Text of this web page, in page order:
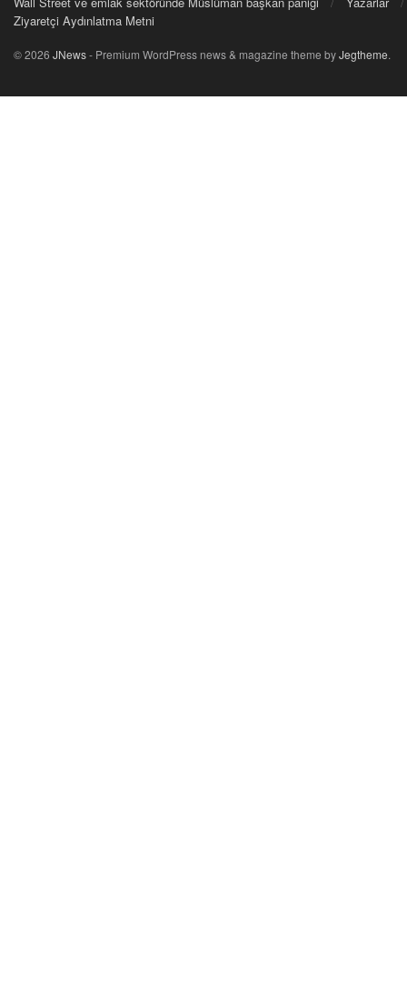
Ziyaretçi Aydınlatma Metni
© 2026 JNews- Premium WordPress news & magazine theme byJegtheme.